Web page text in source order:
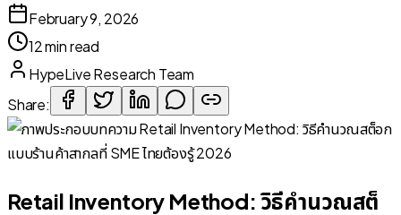
February 9, 2026
12 min read
HypeLive Research Team
Share:
Retail Inventory Method: วิธีคำนวณสต็